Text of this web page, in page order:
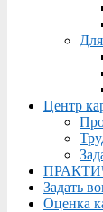
Центр
Задать
Оценка